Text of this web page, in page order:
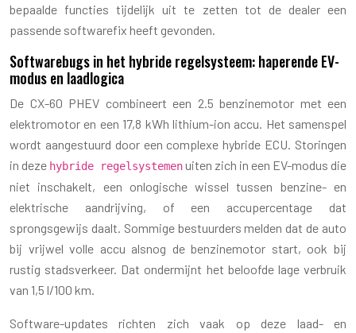
bepaalde functies tijdelijk uit te zetten tot de dealer een
passende softwarefix heeft gevonden.
Softwarebugs in het hybride regelsysteem: haperende EV-
modus en laadlogica
De CX-60 PHEV combineert een 2.5 benzinemotor met een
elektromotor en een 17,8 kWh lithium-ion accu. Het samenspel
wordt aangestuurd door een complexe hybride ECU. Storingen
in deze hybride regelsystemenuiten zich in een EV-modus die
niet inschakelt, een onlogische wissel tussen benzine- en
elektrische aandrijving, of een accupercentage dat
sprongsgewijs daalt. Sommige bestuurders melden dat de auto
bij vrijwel volle accu alsnog de benzinemotor start, ook bij
rustig stadsverkeer. Dat ondermijnt het beloofde lage verbruik
van 1,5 l/100 km.
Software-updates richten zich vaak op deze laad- en